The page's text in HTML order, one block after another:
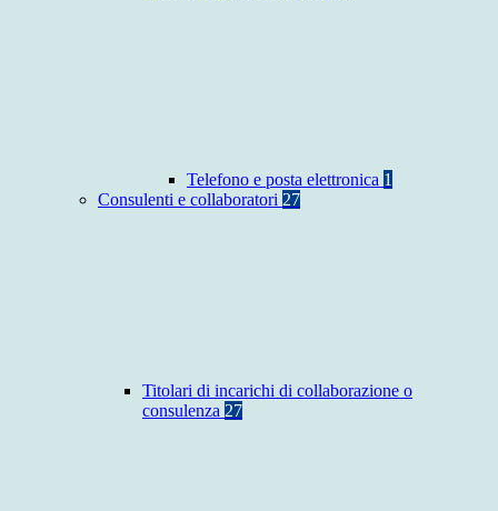
Telefono e posta elettronica 1
Consulenti e collaboratori 27
Titolari di incarichi di collaborazione o
consulenza 27